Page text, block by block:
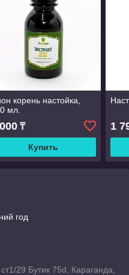
корень настойка,
мл.
₸
Купить
1
год
29 Бутик 75d, Караганда,